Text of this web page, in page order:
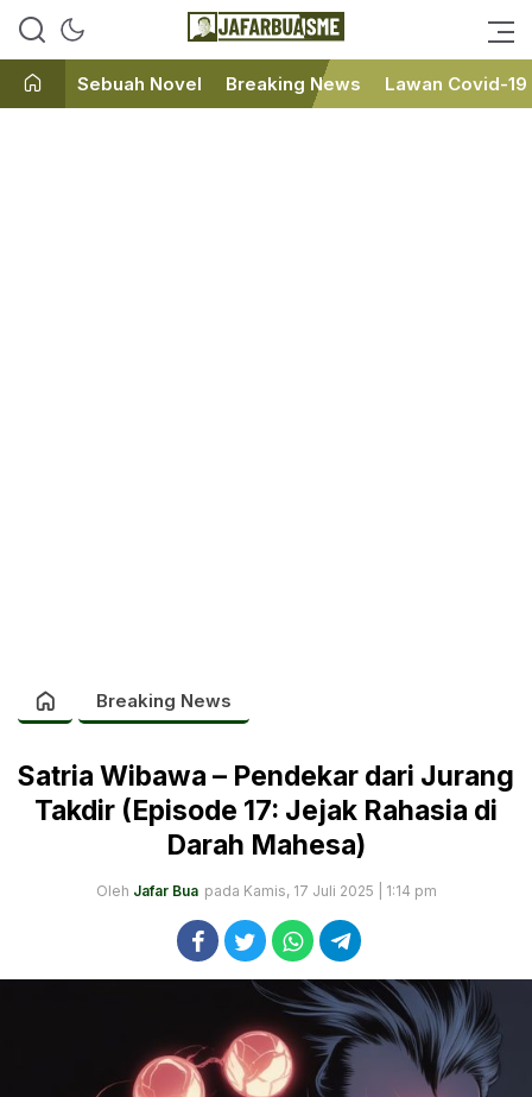
JafarBua
Ini bukan Media Online, Ini
Sebuah Novel Breaking News Lawan Covid-19
Breaking News
Satria Wibawa – Pendekar dari Jurang
Takdir (Episode 17: Jejak Rahasia di
Darah Mahesa)
Oleh Jafar Bua pada Kamis, 17 Juli 2025 | 1:14 pm